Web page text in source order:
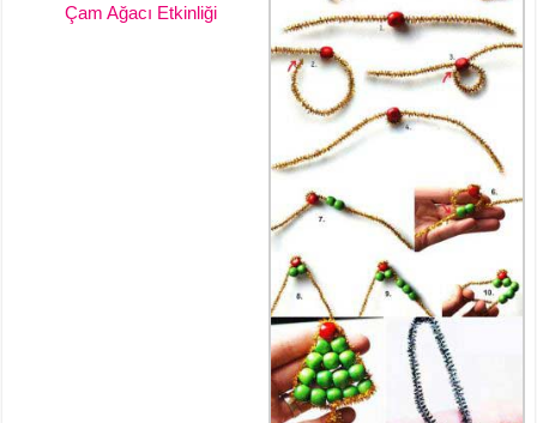
Çam Ağacı Etkinliği